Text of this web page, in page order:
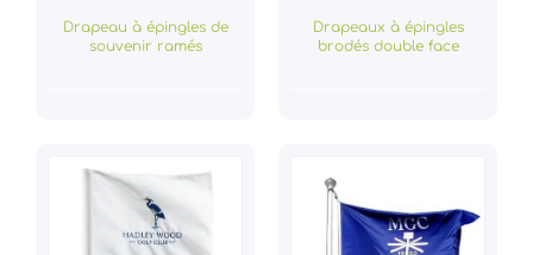
Drapeau à épingles de
souvenir ramés
Drapeaux à épingles
brodés double face